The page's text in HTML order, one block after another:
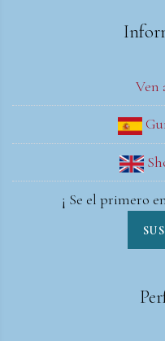
Ven
¡ Se el primero